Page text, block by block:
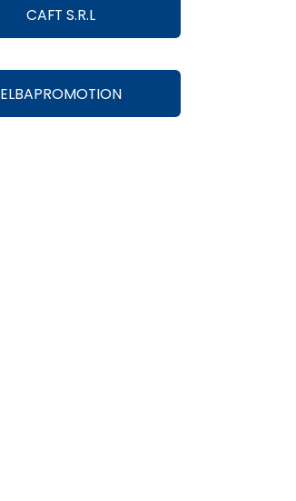
CAFT S.R.L
ELBAPROMOTION